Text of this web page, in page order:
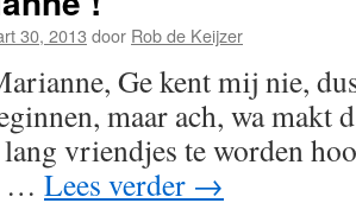
30, 2013 door Rob de Keijzer
Ge kent mij nie,
maar ach, wa
lang vriendjes te worden
… Lees verder →